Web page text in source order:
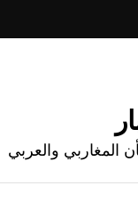
المغاربي والعربي